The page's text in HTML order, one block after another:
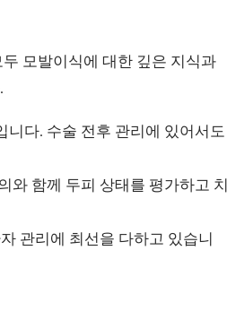
모발이식에 대한 깊은 지식과
니다. 수술 전후 관리에 있어서도
와 함께 두피 상태를 평가하고 치
관리에 최선을 다하고 있습니